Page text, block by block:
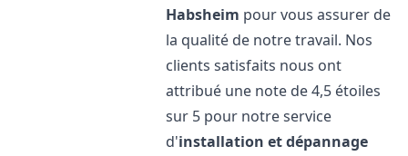
Habsheim pour vous assurer de
la qualité de notre travail. Nos
clients satisfaits nous ont
attribué une note de 4,5 étoiles
sur 5 pour notre service
d'installation et dépannage